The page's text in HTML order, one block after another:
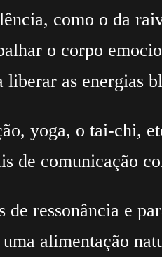
como o da
o corpo
as energias
yoga, o tai-chi,
de comunicação
ressonância e
alimentação